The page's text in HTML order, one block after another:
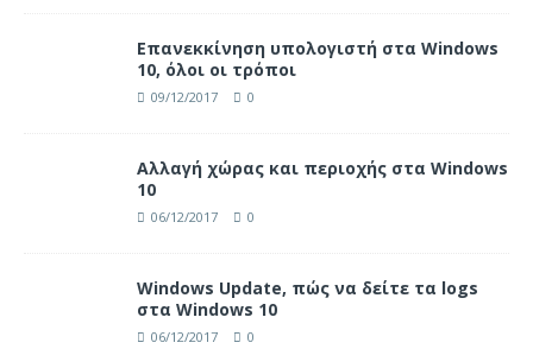
Επανεκκίνηση υπολογιστή στα Windows
10, όλοι οι τρόποι
09/12/2017 0
Αλλαγή χώρας και περιοχής στα Windows
10
06/12/2017 0
Windows Update, πώς να δείτε τα logs
στα Windows 10
06/12/2017 0